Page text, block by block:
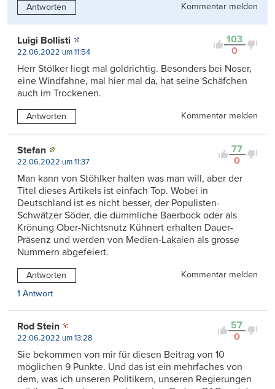
Antworten Kommentar melden
103
0
Luigi Bollisti
22.06.2022 um 11:54
Herr Stölker liegt mal goldrichtig. Besonders bei Noser,
eine Windfahne, mal hier mal da, hat seine Schäfchen
auch im Trockenen.
Antworten Kommentar melden
77
0
Stefan
22.06.2022 um 11:37
Man kann von Stöhlker halten was man will, aber der
Titel dieses Artikels ist einfach Top. Wobei in
Deutschland ist es nicht besser, der Populisten-
Schwätzer Söder, die dümmliche Baerbock oder als
Krönung Ober-Nichtsnutz Kühnert erhalten Dauer-
Präsenz und werden von Medien-Lakaien als grosse
Nummern abgefeiert.
Antworten
Kommentar melden
1 Antwort
57
0
Rod Stein
22.06.2022 um 13:28
Sie bekommen von mir für diesen Beitrag von 10
möglichen 9 Punkte. Und das ist ein mehrfaches von
dem, was ich unseren Politikern, unseren Regierungen